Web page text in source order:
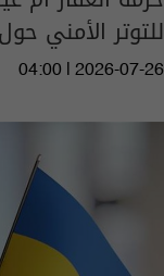
للتوتر الأمني
04:00 | 2026-07-26